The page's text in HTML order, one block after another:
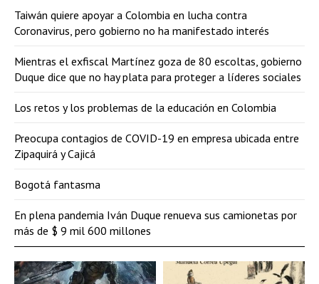
Taiwán quiere apoyar a Colombia en lucha contra
Coronavirus, pero gobierno no ha manifestado interés
Mientras el exfiscal Martínez goza de 80 escoltas, gobierno
Duque dice que no hay plata para proteger a líderes sociales
Los retos y los problemas de la educación en Colombia
Preocupa contagios de COVID-19 en empresa ubicada entre
Zipaquirá y Cajicá
Bogotá fantasma
En plena pandemia Iván Duque renueva sus camionetas por
más de $ 9 mil 600 millones